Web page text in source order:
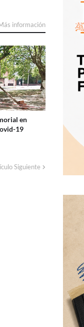
información
en
19
Siguiente